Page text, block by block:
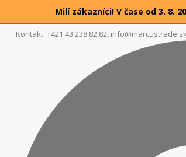
Milí zákazníci! V čase od 3. 8.
Kontakt: +421 43 238 82 82,